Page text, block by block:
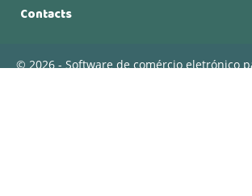
Contacts
© 2026 - Software de comércio eletrónico